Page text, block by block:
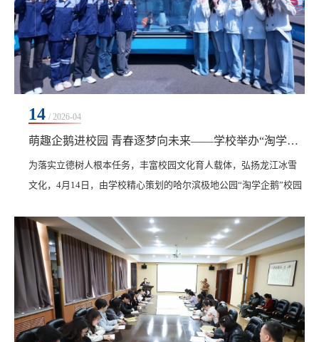
14 / 2026-04
萌趣企鹅进校园 青春逐梦向未来——学校举办“淘学企鹅”校园游学活动
为落实立德树人根本任务，丰富校园文化育人载体，弘扬龙江冰雪
文化，4月14日，由学校精心策划的哈尔滨极地公园“淘学企鹅”校园
传递冰雪温度，以科普精神点亮青春心灵，与全校师生共同打造了
一堂兼具趣味性、教育性与文化性的育人实践课。本次活动是哈尔
滨极地公园原创核心文旅IP“淘学企鹅”全省高校巡游的重要一站，更
是学校深化“五育并举”、推动“冰雪文化+校...